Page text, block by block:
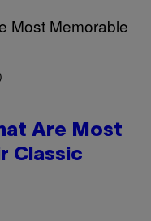
Are Most
Classic